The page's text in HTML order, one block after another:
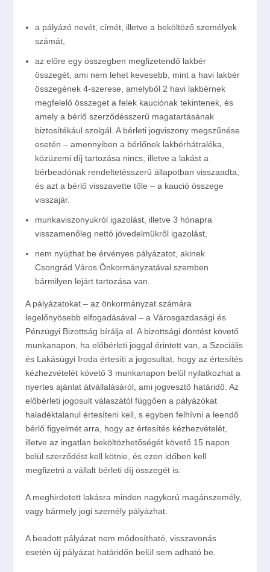
a pályázó nevét, címét, illetve a beköltöző személyek
számát,
az előre egy összegben megfizetendő lakbér
összegét, ami nem lehet kevesebb, mint a havi lakbér
összegének 4-szerese, amelyből 2 havi lakbérnek
megfelelő összeget a felek kauciónak tekintenek, és
amely a bérlő szerződésszerű magatartásának
biztosítékául szolgál. A bérleti jogviszony megszűnése
esetén – amennyiben a bérlőnek lakbérhátraléka,
közüzemi díj tartozása nincs, illetve a lakást a
bérbeadónak rendeltetésszerű állapotban visszaadta,
és azt a bérlő visszavette tőle – a kaució összege
visszajár.
munkaviszonyukról igazolást, illetve 3 hónapra
visszamenőleg nettó jövedelmükről igazolást,
nem nyújthat be érvényes pályázatot, akinek
Csongrád Város Önkormányzatával szemben
bármilyen lejárt tartozása van.
A pályázatokat – az önkormányzat számára
legelőnyösebb elfogadásával – a Városgazdasági és
Pénzügyi Bizottság bírálja el. A bizottsági döntést követő
munkanapon, ha előbérleti joggal érintett van, a Szociális
és Lakásügyi Iroda értesíti a jogosultat, hogy az értesítés
kézhezvételét követő 3 munkanapon belül nyilatkozhat a
nyertes ajánlat átvállalásáról, ami jogvesztő határidő. Az
előbérleti jogosult válaszától függően a pályázókat
haladéktalanul értesíteni kell, s egyben felhívni a leendő
bérlő figyelmét arra, hogy az értesítés kézhezvételét,
illetve az ingatlan beköltözhetőségét követő 15 napon
belül szerződést kell kötnie, és ezen időben kell
megfizetni a vállalt bérleti díj összegét is.
A meghirdetett lakásra minden nagykorú magánszemély,
vagy bármely jogi személy pályázhat.
A beadott pályázat nem módosítható, visszavonás
esetén új pályázat határidőn belül sem adható be.